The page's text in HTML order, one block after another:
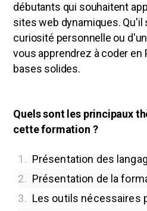
débutants qui souhaitent
sites web dynamiques. Qu'il
curiosité personnelle ou
vous apprendrez à coder en
bases solides.
Quels sont les principaux
cette formation ?
1. Présentation des
2. Présentation de la
3. Les outils nécessaires